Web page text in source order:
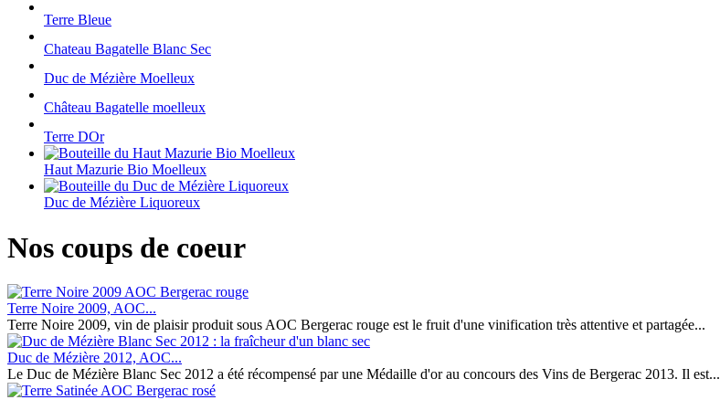
Terre Bleue
Chateau Bagatelle Blanc Sec
Duc de Mézière Moelleux
Château Bagatelle moelleux
Terre DOr
Haut Mazurie Bio Moelleux
Duc de Mézière Liquoreux
Nos coups de coeur
Terre Noire 2009, AOC...
Terre Noire 2009, vin de plaisir produit sous AOC Bergerac rouge est le fruit d'une vinification très attentive et partagée...
Duc de Mézière 2012, AOC...
Le Duc de Mézière Blanc Sec 2012 a été récompensé par une Médaille d'or au concours des Vins de Bergerac 2013. Il est...